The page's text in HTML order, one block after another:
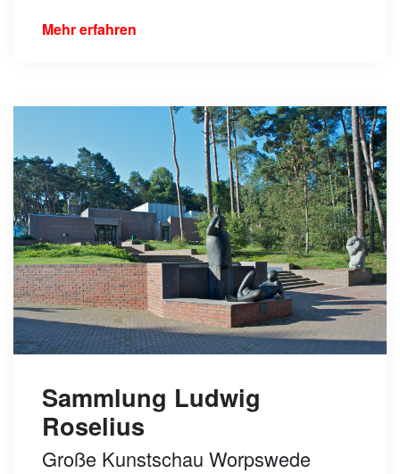
Mehr erfahren
Sammlung Ludwig
Roselius
Große Kunstschau Worpswede